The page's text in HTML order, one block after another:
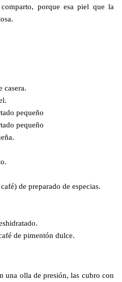
porque esa piel que la
casera.
pequeño
pequeño
de preparado de especias.
de pimentón dulce.
una olla de presión, las cubro con